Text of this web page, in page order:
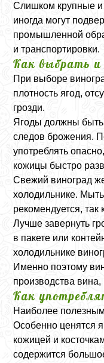
Слишком крупные и
иногда могут
промышленной
и транспортировки.
Как выбрать и
При выборе
плотность ягод,
грозди.
Ягоды должны быть
следов брожения.
употреблять
кожицы быстро
Свежий виноград
холодильнике.
рекомендуется, так
Лучше завернуть
в пакете или
холодильнике
Именно поэтому
производства
Как
Наиболее
Особенно ценятся
кожицей и
содержится